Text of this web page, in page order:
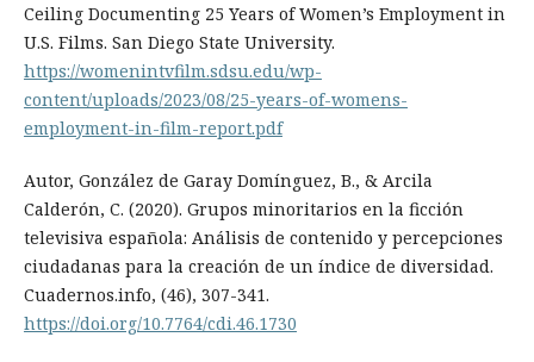
Ceiling Documenting 25 Years of Women’s Employment in
U.S. Films. San Diego State University.
https://womenintvfilm.sdsu.edu/wp-
content/uploads/2023/08/25-years-of-womens-
employment-in-film-report.pdf
Autor, González de Garay Domínguez, B., & Arcila
Calderón, C. (2020). Grupos minoritarios en la ficción
televisiva española: Análisis de contenido y percepciones
ciudadanas para la creación de un índice de diversidad.
Cuadernos.info, (46), 307-341.
https://doi.org/10.7764/cdi.46.1730